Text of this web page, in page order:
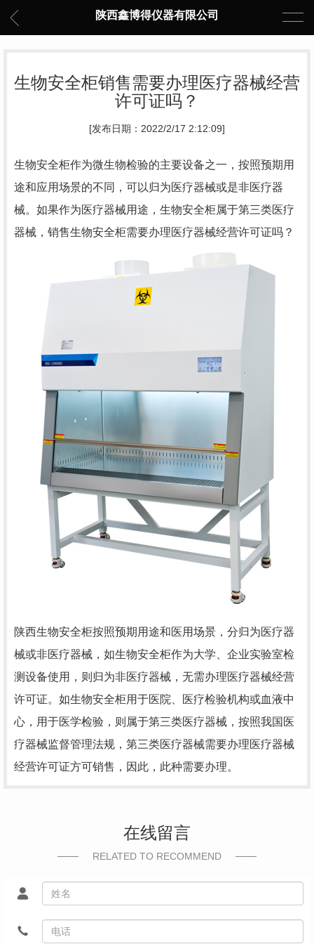
陕西鑫博得仪器有限公司
生物安全柜销售需要办理医疗器械经营
许可证吗？
[发布日期：2022/2/17 2:12:09]
生物安全柜作为微生物检验的主要设备之一，按照预期用
途和应用场景的不同，可以归为医疗器械或是非医疗器
械。如果作为医疗器械用途，生物安全柜属于第三类医疗
器械，销售生物安全柜需要办理医疗器械经营许可证吗？
陕西生物安全柜按照预期用途和医用场景，分归为医疗器
械或非医疗器械，如生物安全柜作为大学、企业实验室检
测设备使用，则归为非医疗器械，无需办理医疗器械经营
许可证。如生物安全柜用于医院、医疗检验机构或血液中
心，用于医学检验，则属于第三类医疗器械，按照我国医
疗器械监督管理法规，第三类医疗器械需要办理医疗器械
经营许可证方可销售，因此，此种需要办理。
在线留言
RELATED TO RECOMMEND